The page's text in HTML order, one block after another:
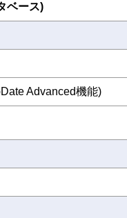
ベース)
Advanced機能)